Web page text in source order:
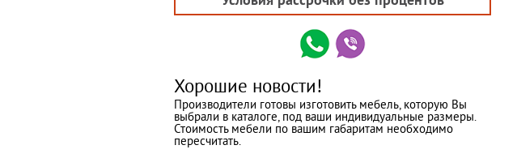
Хорошие новости!
Производители готовы изготовить мебель, которую Вы
выбрали в каталоге, под ваши индивидуальные размеры.
Стоимость мебели по вашим габаритам необходимо
пересчитать.